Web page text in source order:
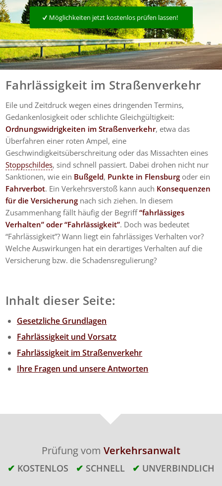
Möglichkeiten jetzt kostenlos prüfen lassen!
Fahrlässigkeit im Straßenverkehr
Eile und Zeitdruck wegen eines dringenden Termins,
Gedankenlosigkeit oder schlichte Gleichgültigkeit:
Ordnungswidrigkeiten im Straßenverkehr, etwa das
Überfahren einer roten Ampel, eine
Geschwindigkeitsüberschreitung oder das Missachten eines
Stoppschildes, sind schnell passiert. Dabei drohen nicht nur
Sanktionen, wie ein Bußgeld, Punkte in Flensburg oder ein
Fahrverbot. Ein Verkehrsverstoß kann auch Konsequenzen
für die Versicherung nach sich ziehen. In diesem
Zusammenhang fällt häufig der Begriff“fahrlässiges
Verhalten” oder “Fahrlässigkeit”. Doch was bedeutet
“Fahrlässigkeit”? Wann liegt ein fahrlässiges Verhalten vor?
Welche Auswirkungen hat ein derartiges Verhalten auf die
Versicherung bzw. die Schadensregulierung?
Inhalt dieser Seite:
Gesetzliche Grundlagen
Fahrlässigkeit und Vorsatz
Fahrlässigkeit im Straßenverkehr
Ihre Fragen und unsere Antworten
Prüfung vom Verkehrsanwalt
✔ KOSTENLOS ✔ SCHNELL ✔ UNVERBINDLICH